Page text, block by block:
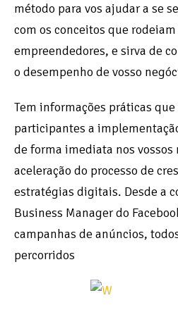
método para vos ajudar a se
com os conceitos que
empreendedores, e sirva de
o desempenho de vosso
Tem informações práticas
participantes a
de forma imediata nos vossos
aceleração do processo de
estratégias digitais. Desde a
Business Manager do
campanhas de anúncios,
percorridos